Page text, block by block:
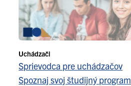
Uchádzači
Sprievodca pre uchádzačov
Spoznaj svoj študijný program